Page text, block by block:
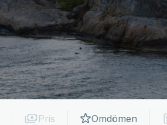
Pris Omdömen